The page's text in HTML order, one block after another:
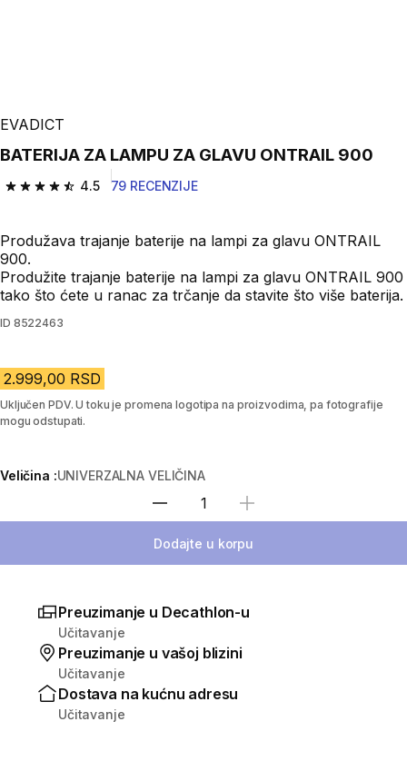
EVADICT
BATERIJA ZA LAMPU ZA GLAVU ONTRAIL 900
4.5
4.5 od 5 zvezdica from 79 Recenzije
79 RECENZIJE
Produžava trajanje baterije na lampi za glavu ONTRAIL
900.
Produžite trajanje baterije na lampi za glavu ONTRAIL 900
tako što ćete u ranac za trčanje da stavite što više baterija.
ID 8522463
2.999,00 RSD
Uključen PDV. U toku je promena logotipa na proizvodima, pa fotografije
mogu odstupati.
Veličina :UNIVERZALNA VELIČINA
Izaberi količinu
Dodajte u korpu
Preuzimanje u Decathlon-u
Učitavanje
Preuzimanje u vašoj blizini
Učitavanje
Dostava na kućnu adresu
Učitavanje